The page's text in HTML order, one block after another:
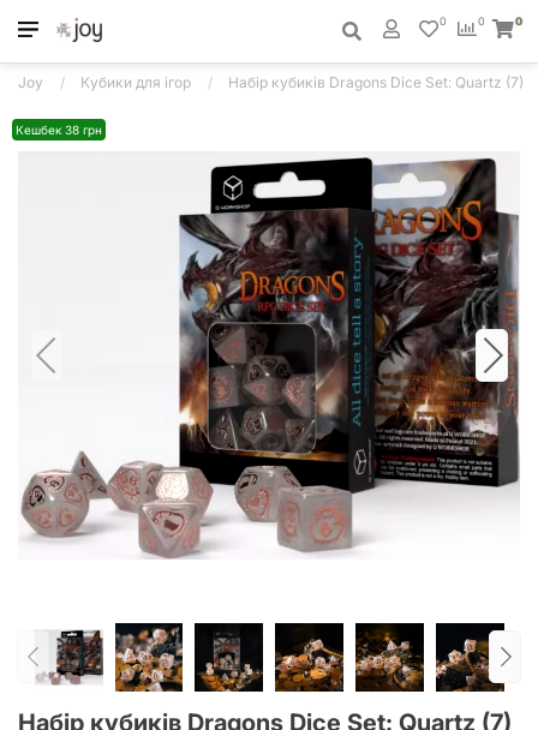
0
0 0
Joy Кубики для ігор Набір кубиків Dragons Dice Set: Quartz (7)
Кешбек 38 грн
Набір кубиків Dragons Dice Set: Quartz (7)